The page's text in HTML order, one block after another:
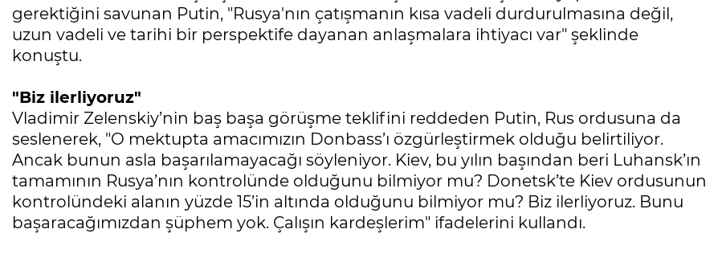
gerektiğini savunan Putin, "Rusya'nın çatışmanın kısa vadeli durdurulmasına değil,
uzun vadeli ve tarihi bir perspektife dayanan anlaşmalara ihtiyacı var" şeklinde
konuştu.
"Biz ilerliyoruz"
Vladimir Zelenskiy’nin baş başa görüşme teklifini reddeden Putin, Rus ordusuna da
seslenerek, "O mektupta amacımızın Donbass’ı özgürleştirmek olduğu belirtiliyor.
Ancak bunun asla başarılamayacağı söyleniyor. Kiev, bu yılın başından beri Luhansk’ın
tamamının Rusya’nın kontrolünde olduğunu bilmiyor mu? Donetsk’te Kiev ordusunun
kontrolündeki alanın yüzde 15’in altında olduğunu bilmiyor mu? Biz ilerliyoruz. Bunu
başaracağımızdan şüphem yok. Çalışın kardeşlerim" ifadelerini kullandı.